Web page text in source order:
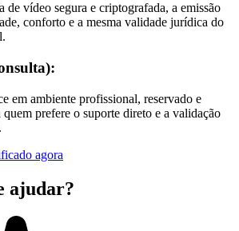
de vídeo segura e criptografada, a emissão
conforto e a mesma validade jurídica do
em ambiente profissional, reservado e
prefere o suporte direto e a validação
agora
ajudar?